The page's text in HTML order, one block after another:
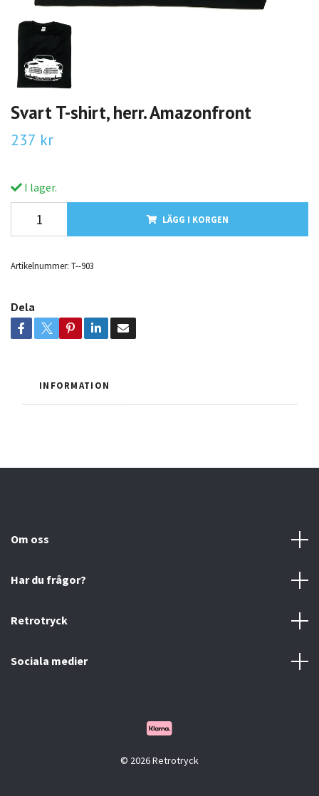
Svart T-shirt, herr. Amazonfront
237 kr
I lager.
LÄGG I KORGEN
Artikelnummer: T--903
Dela
INFORMATION
Om oss
Har du frågor?
Retrotryck
Sociala medier
© 2026 Retrotryck